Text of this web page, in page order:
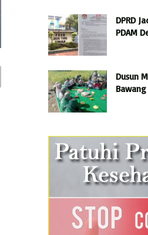
DPRD
PDAM
Dusun